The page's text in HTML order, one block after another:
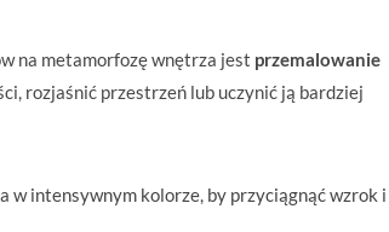
na metamorfozę wnętrza jest przemalowanie
rozjaśnić przestrzeń lub uczynić ją bardziej
w intensywnym kolorze, by przyciągnąć wzrok i